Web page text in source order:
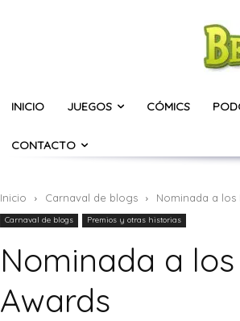
INICIO JUEGOS CÓMICS
CONTACTO
Inicio Carnaval de blogs Nominada a los
Carnaval de blogs Premios y otras historias
Nominada a
Awards